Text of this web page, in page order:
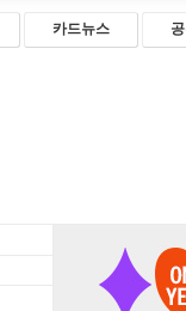
카드뉴스